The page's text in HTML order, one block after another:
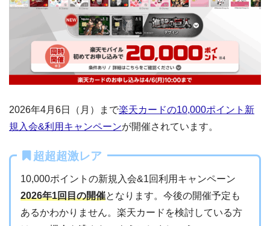
2026年4月6日（月）まで楽天カードの10,000ポイント新
規入会&利用キャンペーンが開催されています。
超超超激レア
10,000ポイントの新規入会&1回利用キャンペーン
2026年1回目の開催となります。今後の開催予定も
あるかわかりません。楽天カードを検討している方